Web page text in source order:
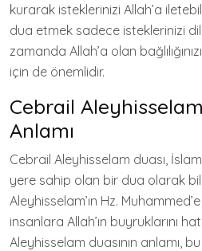
kurarak isteklerinizi Allah’a
dua etmek sadece isteklerinizi
zamanda Allah’a olan
için de önemlidir.
Cebrail Aleyhisselam
Anlamı
Cebrail Aleyhisselam duası,
yere sahip olan bir dua olarak
Aleyhisselam’ın Hz.
insanlara Allah’ın buyruklarını
Aleyhisselam duasının anlamı,